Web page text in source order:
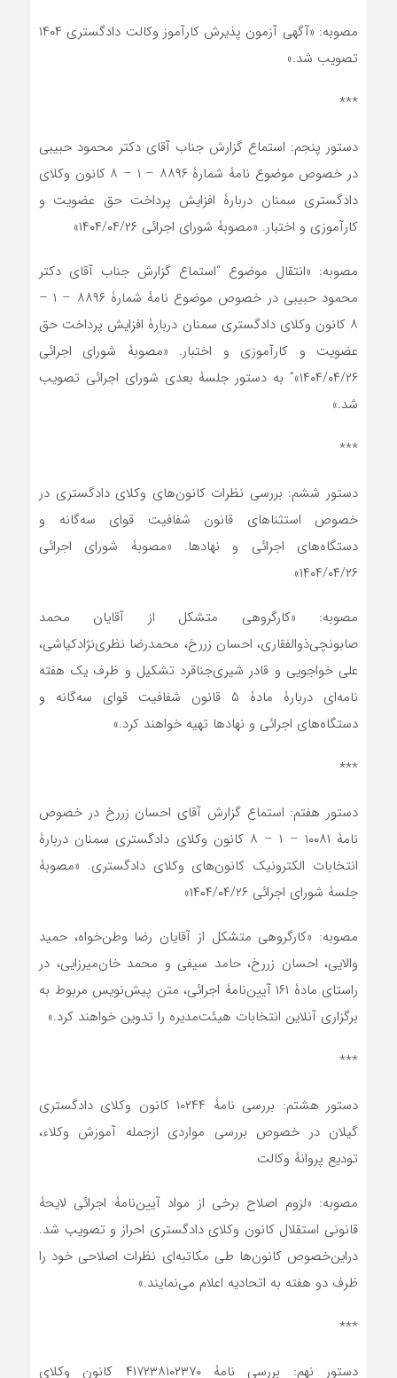
مصوبه: «آگهی آزمون پذیرش کارآموز وکالت دادگستری ۱۴۰۴
تصویب شد.»
***
دستور پنجم: استماع گزارش جناب آقای دکتر محمود حبیبی
در خصوص موضوع نامۀ شمارۀ ۸۸۹۶ – ۱ – ۸ کانون وکلای
دادگستری سمنان دربارۀ افزایش پرداخت حق عضویت و
کارآموزی و اختبار. «مصوبۀ شورای اجرائی ۱۴۰۴/۰۴/۲۶»
مصوبه: «انتقال موضوع “استماع گزارش جناب آقای دکتر
محمود حبیبی در خصوص موضوع نامۀ شمارۀ ۸۸۹۶ – ۱ –
۸ کانون وکلای دادگستری سمنان دربارۀ افزایش پرداخت حق
عضویت و کارآموزی و اختبار. «مصوبۀ شورای اجرائی
۱۴۰۴/۰۴/۲۶»” به دستور جلسۀ بعدی شورای اجرائی تصویب
شد.»
***
دستور ششم: بررسی نظرات کانون‌های وکلای دادگستری در
خصوص استثنا‌های قانون شفافیت قوای سه‌گانه و
دستگاه‌های اجرائی و نهادها. «مصوبۀ شورای اجرائی
۱۴۰۴/۰۴/۲۶»
مصوبه: «کارگروهی متشکل از آقایان محمد
صابونچی‌ذوالفقاری، احسان زررخ، محمدرضا نظری‌نژاد‌کیاشی،
علی خواجویی و قادر شیری‌جناقرد تشکیل و ظرف یک هفته
نامه‌ای دربارۀ مادۀ ۵ قانون شفافیت قوای سه‌گانه و
دستگاه‌های اجرائی و نهاد‌ها تهیه خواهند کرد.»
***
دستور هفتم: استماع گزارش آقای احسان زررخ در خصوص
نامۀ ۱۰۰۸۱ – ۱ – ۸ کانون وکلای دادگستری سمنان دربارۀ
انتخابات الکترونیک کانون‌های وکلای دادگستری. «مصوبۀ
جلسۀ شورای اجرائی ۱۴۰۴/۰۴/۲۶»
مصوبه: «کارگروهی متشکل از آقایان رضا وطن‌خواه، حمید
والایی، احسان زررخ، حامد سیفی و محمد خان‌میرزایی، در
راستای مادۀ ۱۶۱ آیین‌نامۀ اجرائی، متن پیش‌نویس مربوط به
برگزاری آنلاین انتخابات هیئت‌مدیره را تدوین خواهند کرد.»
***
دستور هشتم: بررسی نامۀ ۱۰۲۴۴ کانون وکلای دادگستری
گیلان در خصوص بررسی مواردی ازجمله آموزش وکلاء،
تودیع پروانۀ وکالت
مصوبه: «لزوم اصلاح برخی از مواد آیین‌نامۀ اجرائی لایحۀ
قانونی استقلال کانون وکلای دادگستری احراز و تصویب شد.
دراین‌خصوص کانون‌ها طی مکاتبه‌ای نظرات اصلاحی خود را
ظرف دو هفته به اتحادیه اعلام می‌نمایند.»
***
دستور نهم: بررسی نامۀ ۴۱۷۲۳۸۱۰۲۳۷۰ کانون وکلای